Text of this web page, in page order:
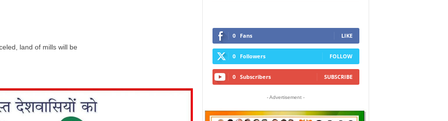
0 Fans LIKE
0 Followers FOLLOW
0 Subscribers SUBSCRIBE
- Advertisement -